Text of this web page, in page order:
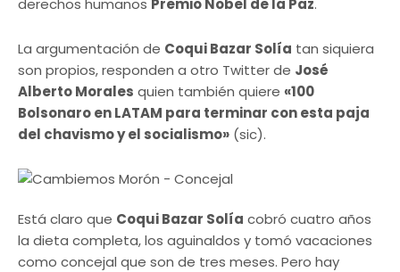
derechos humanos Premio Nobel de la Paz.
La argumentación de Coqui Bazar Solía tan siquiera
son propios, responden a otro Twitter de José
Alberto Morales quien también quiere «100
Bolsonaro en LATAM para terminar con esta paja
del chavismo y el socialismo» (sic).
Está claro que Coqui Bazar Solía cobró cuatro años
la dieta completa, los aguinaldos y tomó vacaciones
como concejal que son de tres meses. Pero hay